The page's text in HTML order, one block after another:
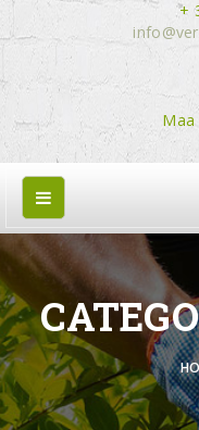
+
Maa